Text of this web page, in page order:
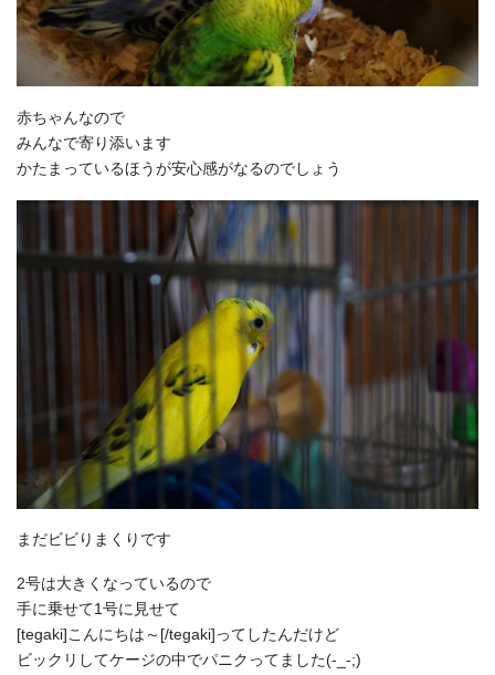
赤ちゃんなので
みんなで寄り添います
かたまっているほうが安心感がなるのでしょう
まだビビりまくりです
2号は大きくなっているので
手に乗せて1号に見せて
[tegaki]こんにちは～[/tegaki]ってしたんだけど
ビックリしてケージの中でパニクってました(-_-;)